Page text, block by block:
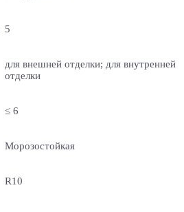
5
для внешней отделки; для внутренней
отделки
≤ 6
Морозостойкая
R10